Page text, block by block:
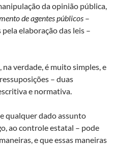
da opinião pública,
de agentes públicos –
elaboração das leis –
verdade, é muito simples, e
– duas
e normativa.
qualquer dado assunto
ao controle estatal – pode
e que essas maneiras